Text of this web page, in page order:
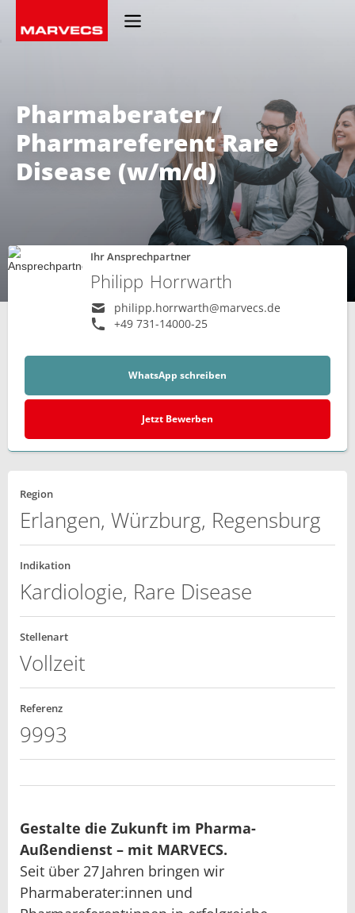
Pharmaberater /
Pharmareferent Rare
Disease (w/m/d)
Ihr Ansprechpartner
Philipp Horrwarth
philipp.horrwarth@marvecs.de
+49 731-14000-25
WhatsApp schreiben
Jetzt Bewerben
Region
Erlangen, Würzburg, Regensburg
Indikation
Kardiologie, Rare Disease
Stellenart
Vollzeit
Referenz
9993
Gestalte die Zukunft im Pharma-
Außendienst – mit MARVECS.
Seit über 27 Jahren bringen wir
Pharmaberater:innen und